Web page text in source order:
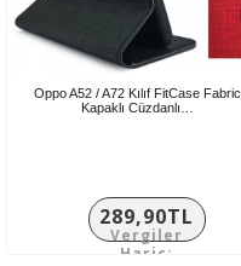
Oppo A52 / A72 Kılıf FitCase Fabric
Kapaklı Cüzdanlı…
289,90TL
Vergiler
Hariç: